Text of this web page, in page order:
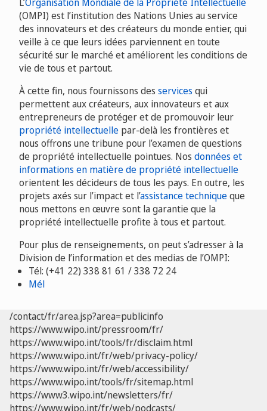
(OMPI) est l’institution des Nations Unies au service
des innovateurs et des créateurs du monde entier, qui
veille à ce que leurs idées parviennent en toute
sécurité sur le marché et améliorent les conditions de
vie de tous et partout.
À cette fin, nous fournissons des services qui
permettent aux créateurs, aux innovateurs et aux
entrepreneurs de protéger et de promouvoir leur
propriété intellectuelle par-delà les frontières et
nous offrons une tribune pour l’examen de questions
de propriété intellectuelle pointues. Nos données et
informations en matière de propriété intellectuelle
orientent les décideurs de tous les pays. En outre, les
projets axés sur l’impact et l’assistance techniqueque
nous mettons en œuvre sont la garantie que la
propriété intellectuelle profite à tous et partout.
Pour plus de renseignements, on peut s’adresser à la
Division de l’information et des medias de l’OMPI:
Tél: (+41 22) 338 81 61 / 338 72 24
Mél
/contact/fr/area.jsp?area=publicinfo
https://www.wipo.int/pressroom/fr/
https://www.wipo.int/tools/fr/disclaim.html
https://www.wipo.int/fr/web/privacy-policy/
https://www.wipo.int/fr/web/accessibility/
https://www.wipo.int/tools/fr/sitemap.html
https://www3.wipo.int/newsletters/fr/
https://www.wipo.int/fr/web/podcasts/